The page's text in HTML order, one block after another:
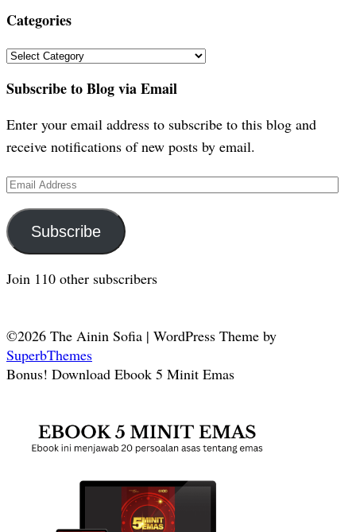
Categories
Categories
Subscribe to Blog via Email
Enter your email address to subscribe to this blog and
receive notifications of new posts by email.
Email
Address
Subscribe
Join 110 other subscribers
©2026 The Ainin Sofia | WordPress Theme by
SuperbThemes
Bonus! Download Ebook 5 Minit Emas